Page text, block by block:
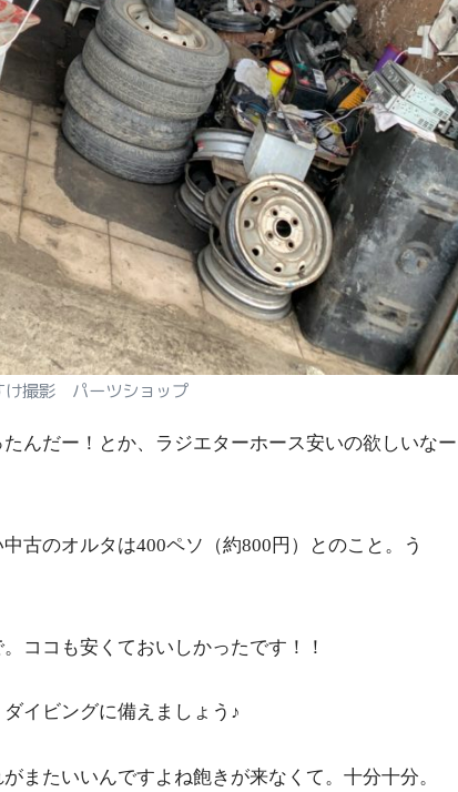
け撮影 パーツショップ
んだー！とか、ラジエターホース安いの欲しいなー
古のオルタは400ペソ（約800円）とのこと。う
ココも安くておいしかったです！！
イビングに備えましょう♪
またいいんですよね飽きが来なくて。十分十分。